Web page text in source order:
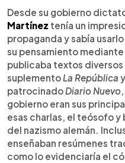
Desde su gobierno
Martínez tenía un
propaganda y sabía
su pensamiento
publicaba textos diversos
suplementoLa República
patrocinadoDiario Nuevo
gobierno eran sus
esas charlas, el teósofo
del nazismo alemán.
enseñaban resúmenes
como lo evidenciaría el